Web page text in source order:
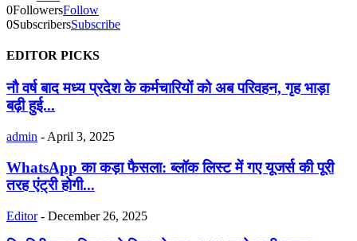
0FollowersFollow
0SubscribersSubscribe
EDITOR PICKS
नौ वर्ष बाद मध्य प्रदेश के कर्मचारियों को अब परिवहन, गृह भाड़ा
बढ़ी हुई...
admin - April 3, 2025
WhatsApp का कड़ा फैसला: ब्लॉक लिस्ट में गए यूजर्स की पूरी
तरह एंट्री होगी...
Editor - December 26, 2025